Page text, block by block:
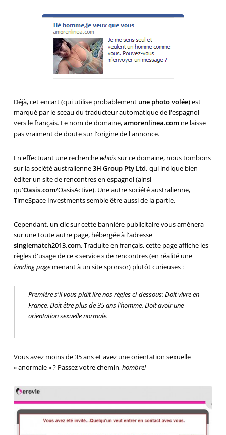
Déjà, cet encart (qui utilise probablement une photo volée) est
marqué par le sceau du traducteur automatique de l'espagnol
vers le français. Le nom de domaine,amorenlinea.comne laisse
pas vraiment de doute sur l'origine de l'annonce.
En effectuant une recherchewhoissur ce domaine, nous tombons
sur la société australienne3H Group Pty Ltd. qui indique bien
éditer un site de rencontres en espagnol (ainsi
qu'Oasis.com/OasisActive). Une autre société australienne,
TimeSpace Investmentssemble être aussi de la partie.
Cependant, un clic sur cette bannière publicitaire vous amènera
sur une toute autre page, hébergée à l'adresse
singlematch2013.com. Traduite en français, cette page affiche les
règles d'usage de ce « service » de rencontres (en réalité une
landing pagemenant à un site sponsor) plutôt curieuses :
Première s'il vous plaît lire nos règles ci-dessous: Doit vivre en
France. Doit être plus de 35 ans l'homme. Doit avoir une
orientation sexuelle normale.
Vous avez moins de 35 ans et avez une orientation sexuelle
« anormale » ? Passez votre chemin,hombre!